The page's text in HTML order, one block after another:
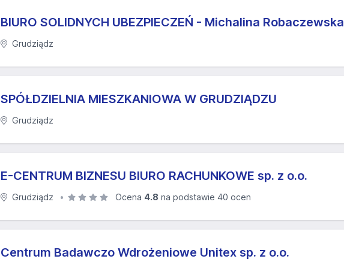
BIURO SOLIDNYCH UBEZPIECZEŃ - Michalina Robaczewska
Grudziądz
SPÓŁDZIELNIA MIESZKANIOWA W GRUDZIĄDZU
Grudziądz
E-CENTRUM BIZNESU BIURO RACHUNKOWE sp. z o.o.
Grudziądz Ocena 4.8 na podstawie 40 ocen
Centrum Badawczo Wdrożeniowe Unitex sp. z o.o.